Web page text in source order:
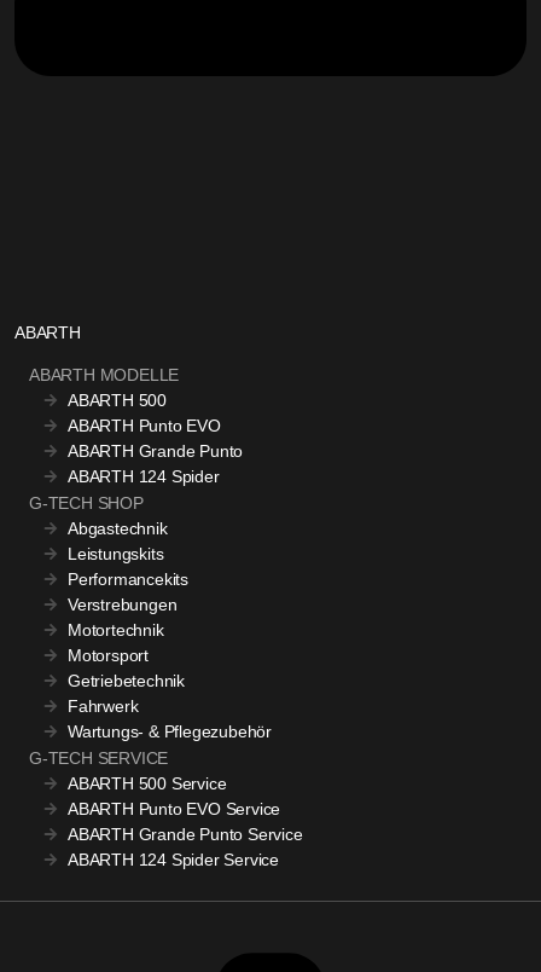
ABARTH
ABARTH MODELLE
ABARTH 500
ABARTH Punto EVO
ABARTH Grande Punto
ABARTH 124 Spider
G-TECH SHOP
Abgastechnik
Leistungskits
Performancekits
Verstrebungen
Motortechnik
Motorsport
Getriebetechnik
Fahrwerk
Wartungs- & Pflegezubehör
G-TECH SERVICE
ABARTH 500 Service
ABARTH Punto EVO Service
ABARTH Grande Punto Service
ABARTH 124 Spider Service